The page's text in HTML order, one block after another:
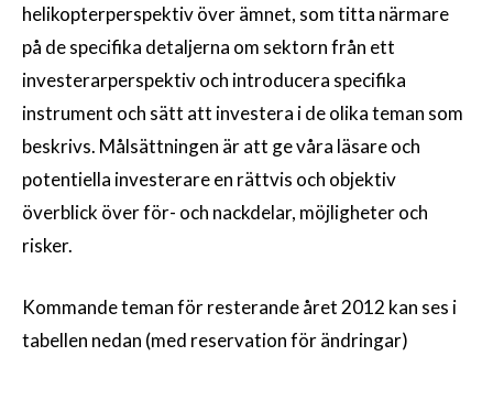
helikopterperspektiv över ämnet, som titta närmare
på de specifika detaljerna om sektorn från ett
investerarperspektiv och introducera specifika
instrument och sätt att investera i de olika teman som
beskrivs. Målsättningen är att ge våra läsare och
potentiella investerare en rättvis och objektiv
överblick över för- och nackdelar, möjligheter och
risker.
Kommande teman för resterande året 2012 kan ses i
tabellen nedan (med reservation för ändringar)